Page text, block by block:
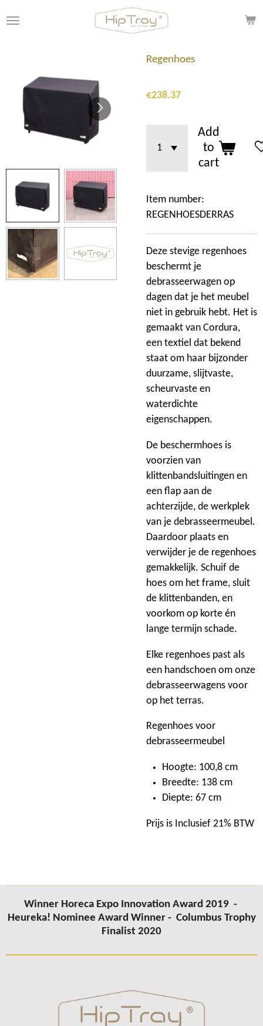
to
Regenhoes
€238.37
Add
to
cart
Item number:
REGENHOESDERRAS
Deze stevige regenhoes
beschermt je
debrasseerwagen op
dagen dat je het meubel
niet in gebruik hebt. Het is
gemaakt van Cordura,
een textiel dat bekend
staat om haar bijzonder
duurzame, slijtvaste,
scheurvaste en
waterdichte
eigenschappen.
De beschermhoes is
voorzien van
klittenbandsluitingen en
een flap aan de
achterzijde, de werkplek
van je debrasseermeubel.
Daardoor plaats en
verwijder je de regenhoes
gemakkelijk. Schuif de
hoes om het frame, sluit
de klittenbanden, en
voorkom op korte én
lange termijn schade.
Elke regenhoes past als
een handschoen om onze
debrasseerwagens voor
op het terras.
Regenhoes voor
debrasseermeubel
Hoogte: 100,8 cm
Breedte: 138 cm
Diepte: 67 cm
Prijs is Inclusief 21% BTW
Winner Horeca Expo Innovation Award 2019 -
Heureka! Nominee Award Winner - Columbus Trophy
Finalist 2020